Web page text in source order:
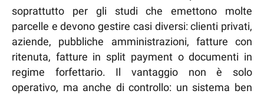
soprattutto per gli studi che emettono molte
parcelle e devono gestire casi diversi: clienti privati,
aziende, pubbliche amministrazioni, fatture con
ritenuta, fatture in split payment o documenti in
regime forfettario. Il vantaggio non è solo
operativo, ma anche di controllo: un sistema ben